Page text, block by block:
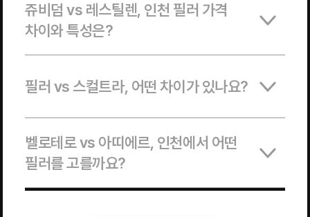
쥬비덤 vs 레스틸렌, 인천 필러 가격
차이와 특성은?
필러 vs 스컬트라, 어떤 차이가 있나요?
벨로테로 vs 아띠에르, 인천에서 어떤
필러를 고를까요?